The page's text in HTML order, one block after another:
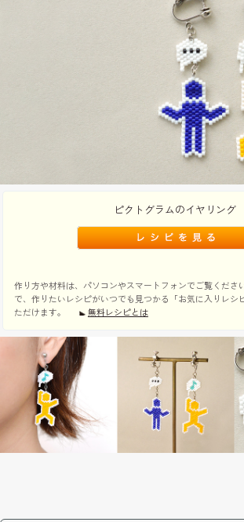
ピクトグラムのイヤリング
作り方や材料は、パソコンやスマートフォンでご覧くださ
で、作りたいレシピがいつでも見つかる「お気に入りレシ
ただけます。
無料レシピとは